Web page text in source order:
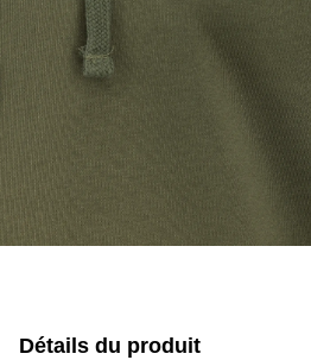
Détails du produit